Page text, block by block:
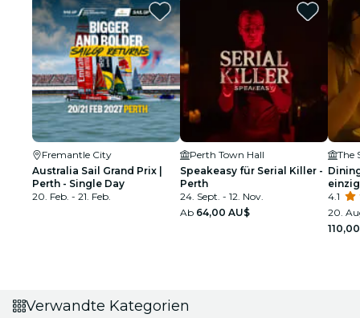
Fremantle City
Australia Sail Grand Prix |
Perth - Single Day
20. Feb. - 21. Feb.
Perth Town Hall
Speakeasy für Serial Killer -
Perth
24. Sept. - 12. Nov.
Ab 64,00 AU$
The
im
4.1
20.
Verwandte Kategorien